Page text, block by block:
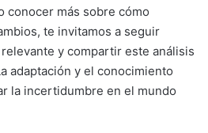
conocer más sobre cómo
te invitamos a seguir
y compartir este análisis
adaptación y el conocimiento
la incertidumbre en el mundo